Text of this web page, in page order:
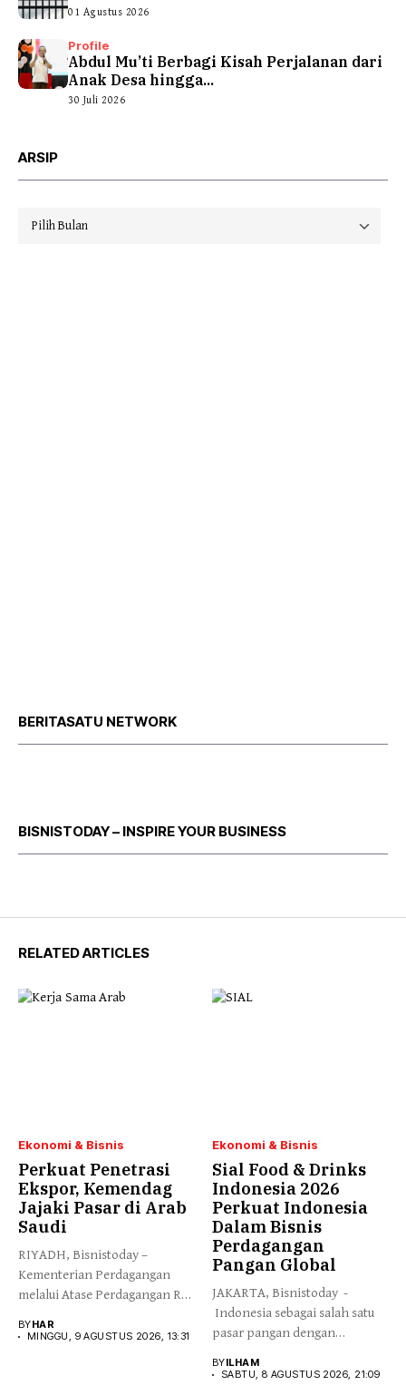
01 Agustus 2026
Profile
Abdul Mu’ti Berbagi Kisah Perjalanan dari
Anak Desa hingga...
30 Juli 2026
ARSIP
Arsip
BERITASATU NETWORK
BISNISTODAY – INSPIRE YOUR BUSINESS
RELATED ARTICLES
Ekonomi & Bisnis
Perkuat Penetrasi
Ekspor, Kemendag
Jajaki Pasar di Arab
Saudi
RIYADH, Bisnistoday –
Kementerian Perdagangan
melalui Atase Perdagangan RI
promosi...
BYHAR
MINGGU, 9 AGUSTUS 2026, 13:31
Ekonomi & Bisnis
Sial Food & Drinks
Indonesia 2026
Perkuat Indonesia
Dalam Bisnis
Perdagangan
Pangan Global
JAKARTA, Bisnistoday -
Indonesia sebagai salah satu
pasar pangan dengan
BYILHAM
SABTU, 8 AGUSTUS 2026, 21:09